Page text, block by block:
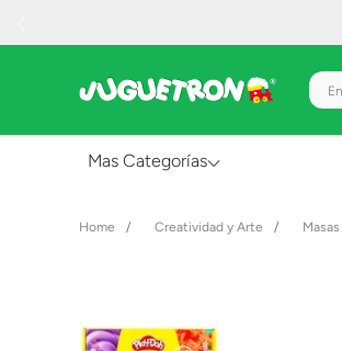
Mas Categorías
Creatividad y Arte
Creatividad y Arte